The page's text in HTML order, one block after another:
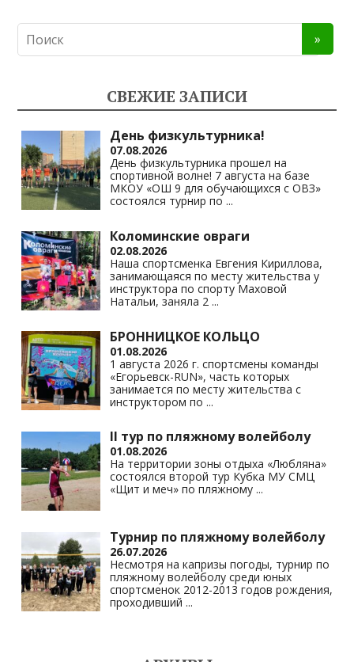
СВЕЖИЕ ЗАПИСИ
День физкультурника!
07.08.2026
День физкультурника прошел на
спортивной волне! 7 августа на базе
МКОУ «ОШ 9 для обучающихся с ОВЗ»
состоялся турнир по ...
Коломинские овраги
02.08.2026
Наша спортсменка Евгения Кириллова,
занимающаяся по месту жительства у
инструктора по спорту Маховой
Натальи, заняла 2 ...
БРОННИЦКОЕ КОЛЬЦО
01.08.2026
1 августа 2026 г. спортсмены команды
«Егорьевск-RUN», часть которых
занимается по месту жительства с
инструктором по ...
II тур по пляжному волейболу
01.08.2026
На территории зоны отдыха «Любляна»
состоялся второй тур Кубка МУ СМЦ
«Щит и меч» по пляжному ...
Турнир по пляжному волейболу
26.07.2026
Несмотря на капризы погоды, турнир по
пляжному волейболу среди юных
спортсменок 2012-2013 годов рождения,
проходивший ...